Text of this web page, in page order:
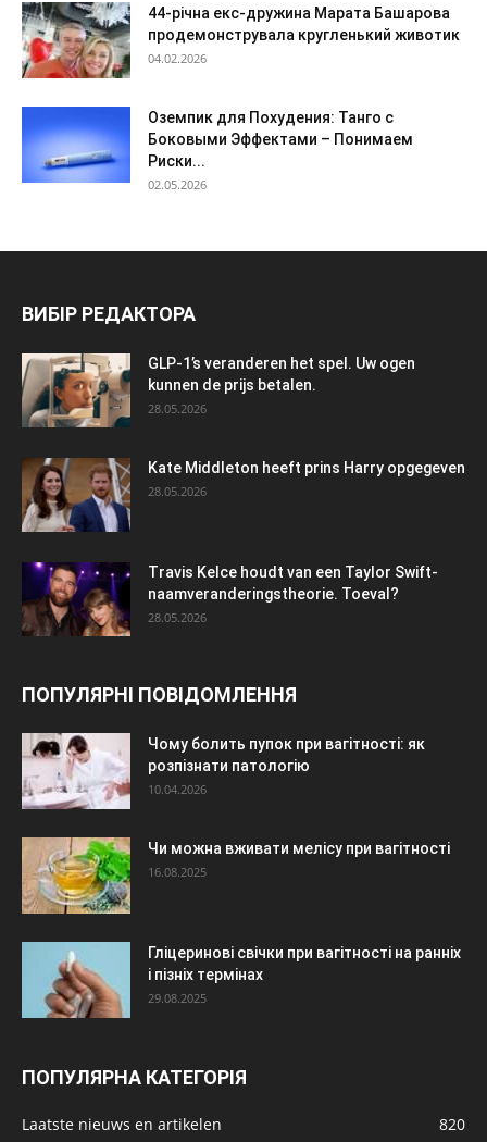
44-річна екс-дружина Марата Башарова
продемонструвала кругленький животик
04.02.2026
Оземпик для Похудения: Танго с
Боковыми Эффектами – Понимаем
Риски...
02.05.2026
ВИБІР РЕДАКТОРА
GLP-1’s veranderen het spel. Uw ogen
kunnen de prijs betalen.
28.05.2026
Kate Middleton heeft prins Harry opgegeven
28.05.2026
Travis Kelce houdt van een Taylor Swift-
naamveranderingstheorie. Toeval?
28.05.2026
ПОПУЛЯРНІ ПОВІДОМЛЕННЯ
Чому болить пупок при вагітності: як
розпізнати патологію
10.04.2026
Чи можна вживати мелісу при вагітності
16.08.2025
Гліцеринові свічки при вагітності на ранніх
і пізніх термінах
29.08.2025
ПОПУЛЯРНА КАТЕГОРІЯ
Laatste nieuws en artikelen 820